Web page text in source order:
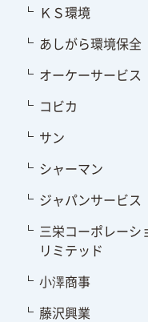
ＫＳ環境
あしがら環境保全
オーケーサービス
コビカ
サン
シャーマン
ジャパンサービス
三栄コーポレーシ
リミテッド
小澤商事
藤沢興業